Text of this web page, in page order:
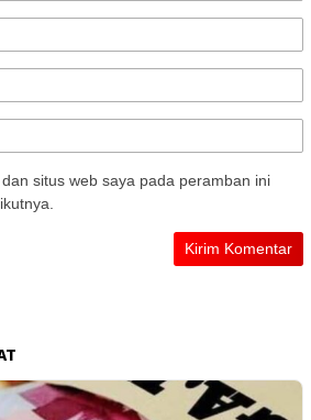
situs web saya pada peramban ini